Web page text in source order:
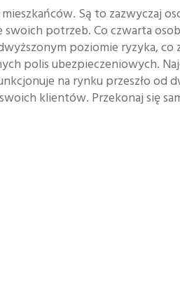
Są to zazwyczaj
potrzeb. Co czwarta
poziomie ryzyka, co
polis ubezpieczeniowych.
na rynku przeszło od
klientów. Przekonaj się